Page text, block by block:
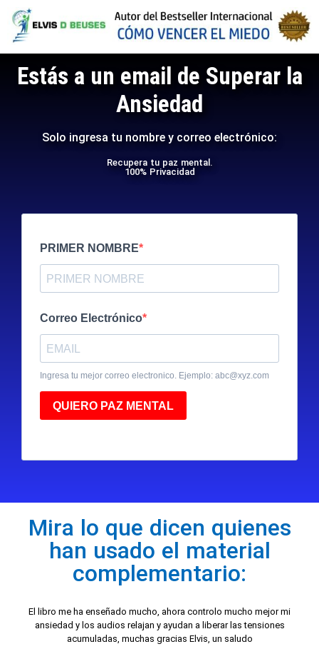
Estás a un email de Superar la
Ansiedad
Solo ingresa tu nombre y correo electrónico:
Recupera tu paz mental.
100% Privacidad
PRIMER NOMBRE
Correo Electrónico
Ingresa tu mejor correo electronico. Ejemplo: abc@xyz.com
QUIERO PAZ MENTAL
Mira lo que dicen quienes
han usado el material
complementario:
El libro me ha enseñado mucho, ahora controlo mucho mejor mi
ansiedad y los audios relajan y ayudan a liberar las tensiones
acumuladas, muchas gracias Elvis, un saludo